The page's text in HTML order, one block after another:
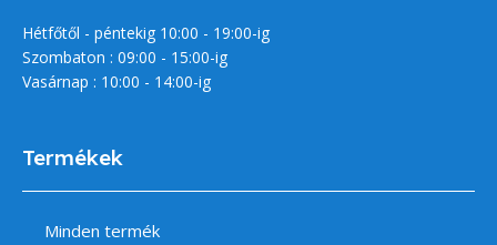
Hétfőtől - péntekig 10:00 - 19:00-ig
Szombaton : 09:00 - 15:00-ig
Vasárnap : 10:00 - 14:00-ig
Termékek
Minden termék